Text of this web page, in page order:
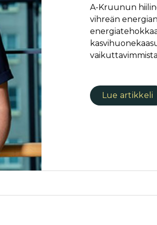
A-Kruunun
vihreän
Lue artikkeli